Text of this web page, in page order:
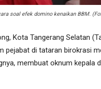
soal efek domino kenaikan BBM.
Kota Tangerang Selatan
pejabat di tataran birokrasi
membuat oknum kepala